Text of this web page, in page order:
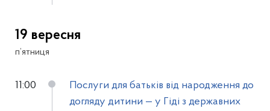
19 вересня
п’ятниця
11:00
Послуги для батьків від народження до
догляду дитини — у Гіді з державних